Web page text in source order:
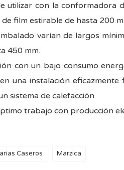
utilizar con la
film estirable de hasta 200
varían de largos
450 mm.
con un bajo consumo
una instalación
sistema de calefacción.
trabajo con producción
Caseros Marzica